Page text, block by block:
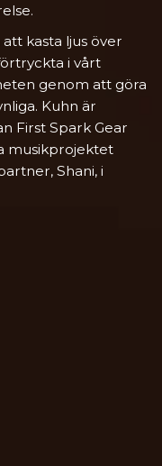
kasta ljus över
i vårt
genom att göra
Kuhn är
First Spark Gear
musikprojektet
Shani, i